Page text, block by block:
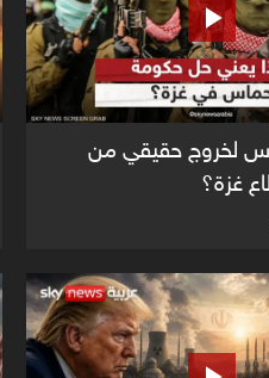
لخروج حقيقي من
غزة؟